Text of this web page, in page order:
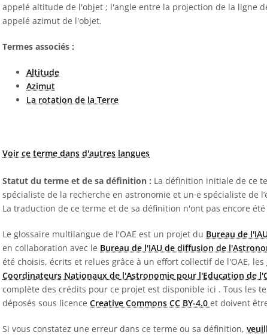
appelé altitude de l'objet ; l'angle entre la projection de la ligne
appelé azimut de l'objet.
Termes associés :
Altitude
Azimut
La rotation de la Terre
Voir ce terme dans d'autres langues
Statut du terme et de sa définition : La définition initiale de ce
spécialiste de la recherche en astronomie et un·e spécialiste de
La traduction de ce terme et de sa définition n'ont pas encore été
Le glossaire multilangue de l'OAE est un projet du Bureau de
en collaboration avec le Bureau de l'IAU de diffusion de
été choisis, écrits et relues grâce à un effort collectif de l'OAE, les
Coordinateurs Nationaux de l'Astronomie pour l'Education de
complète des crédits pour ce projet est disponible ici . Tous les
déposés sous licence Creative Commons CC BY-4.0 et doivent
Si vous constatez une erreur dans ce terme ou sa définition,